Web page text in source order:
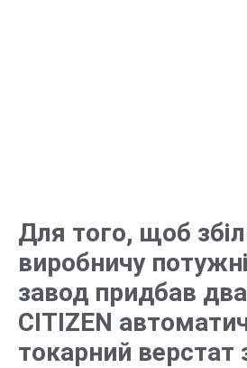
Для того, щоб
виробничу
завод придбав
CITIZEN
токарний верстат